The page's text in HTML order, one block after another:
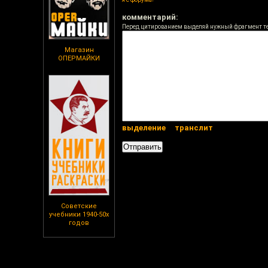
Магазин
ОПЕРМАЙКИ
Советские
учебники 1940-50х
годов
комментарий:
Перед цитированием выделяй нужный фрагмент
выделение транслит